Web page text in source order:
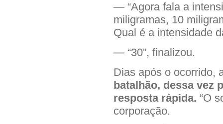
— “Agora fala a
miligramas, 10
Qual é a intensidade
— “30”, finalizou.
Dias após o ocorrido,
batalhão, dessa vez
resposta rápida. “O
corporação.